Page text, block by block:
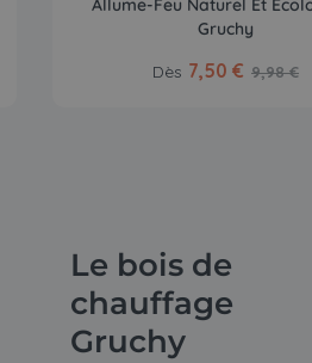
Allume-Feu Naturel Et
Gruchy
Dès 7,50 € 9,98 €
Le bois de
chauffage
Gruchy